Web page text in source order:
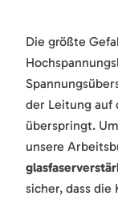
Die größte
der Leitung auf
überspringt.
unsere
sicher, dass